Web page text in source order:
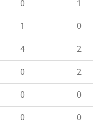
0 1
1 0
4 2
0 2
0 0
0 0